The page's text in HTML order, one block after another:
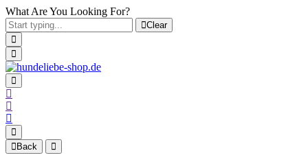
What Are You Looking For?
Clear
Back